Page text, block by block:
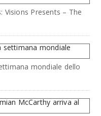
Visions Presents – The
mondiale dello